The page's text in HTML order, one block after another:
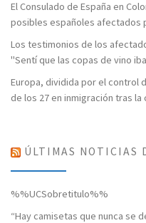
El Consulado de España en
posibles españoles afectados
Los testimonios de los
"Sentí que las copas de vino
Europa, dividida por el control
de los 27 en inmigración tras la
ÚLTIMAS NOTICIAS
%%UCSobretitulo%%
“Hay camisetas que nunca se